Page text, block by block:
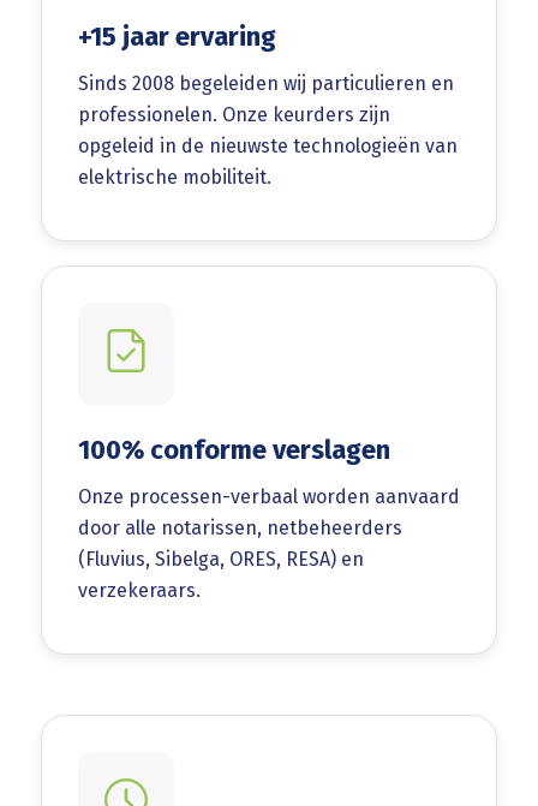
+15 jaar ervaring
Sinds 2008 begeleiden wij particulieren en
professionelen. Onze keurders zijn
opgeleid in de nieuwste technologieën van
elektrische mobiliteit.
100% conforme verslagen
Onze processen-verbaal worden aanvaard
door alle notarissen, netbeheerders
(Fluvius, Sibelga, ORES, RESA) en
verzekeraars.